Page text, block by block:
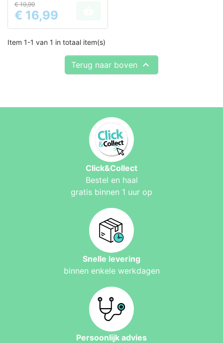
Prijs
€ 19,99
€ 16,99
Item 1-1 van 1 in totaal item(s)
Terug naar boven 
Click&Collect
Bestel en haal
gratis binnen 1 uur op
Snelle levering
binnen enkele werkdagen
Persoonlijk advies